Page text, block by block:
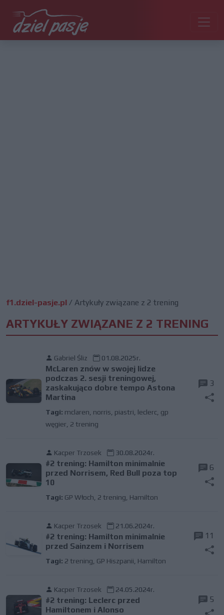
f1.dziel-pasje.pl / Artykuły związane z 2 trening
ARTYKUŁY ZWIĄZANE Z 2 TRENING
Gabriel Śliz 01.08.2025r.
McLaren znów w swojej lidze
podczas 2. sesji treningowej,
zaskakująco dobre tempo Astona
Martina
Tagi: mclaren norris piastri leclerc, gp
węgier 2 trening
3
Kacper Trzosek 30.08.2024r.
#2 trening: Hamilton minimalnie
przed Norrisem, Red Bull poza top
10
Tagi: GP Włoch 2 trening Hamilton
6
Kacper Trzosek 21.06.2024r.
#2 trening: Hamilton minimalnie
przed Sainzem i Norrisem
Tagi: 2 trening GP Hiszpanii Hamilton
11
Kacper Trzosek 24.05.2024r.
#2 trening: Leclerc przed
Hamiltonem i Alonso
5